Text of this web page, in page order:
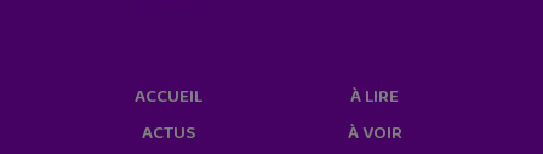
ACCUEIL
ACTUS
À LIRE
À VOIR